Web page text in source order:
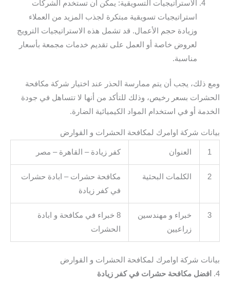
الاستراتيجيات التسويقية: يمكن أن تستخدم الشركات
استراتيجيات تسويقية مبتكرة لجذب المزيد من العملاء
وزيادة حجم الأعمال. قد تشمل هذه الاستراتيجيات الترويج
لعروض خاصة أو العمل على تقديم خدمات مجمعة بأسعار
مناسبة.
ومع ذلك، يجب أن يتم ممارسة الحذر عند اختيار شركة مكافحة
الحشرات بسعر رخيص، وذلك للتأكد من أنها لا تتساهل في جودة
الخدمة أو في استخدام المواد الكيميائية الضارة.
بيانات شركة اوامرك لمكافحة الحشرات و القوارض
1 العنوان كفر زيادة – القاهرة – مصر
2 الكلمات البحثية
مكافحة حشرات – ابادة حشرات
في كفر زيادة
3
خبراء و مهندسين
زراعيين
8 خبراء في مكافحة و ابادة
الحشرات
بيانات شركة اوامرك لمكافحة الحشرات و القوارض
4.
افضل مكافحة حشرات في كفر زيادة